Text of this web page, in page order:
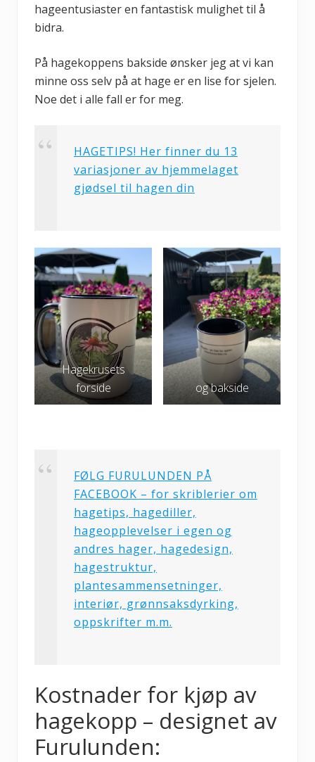
hageentusiaster en fantastisk mulighet til å
bidra.
På hagekoppens bakside ønsker jeg at vi kan
minne oss selv på at hage er en lise for sjelen.
Noe det i alle fall er for meg.
HAGETIPS! Her finner du 13
variasjoner av hjemmelaget
gjødsel til hagen din
Hagekrusets
forside
og bakside
FØLG FURULUNDEN PÅ
FACEBOOK – for skriblerier om
hagetips, hagediller,
hageopplevelser i egen og
andres hager, hagedesign,
hagestruktur,
plantesammensetninger,
interiør, grønnsaksdyrking,
oppskrifter m.m.
Kostnader for kjøp av
hagekopp – designet av
Furulunden: